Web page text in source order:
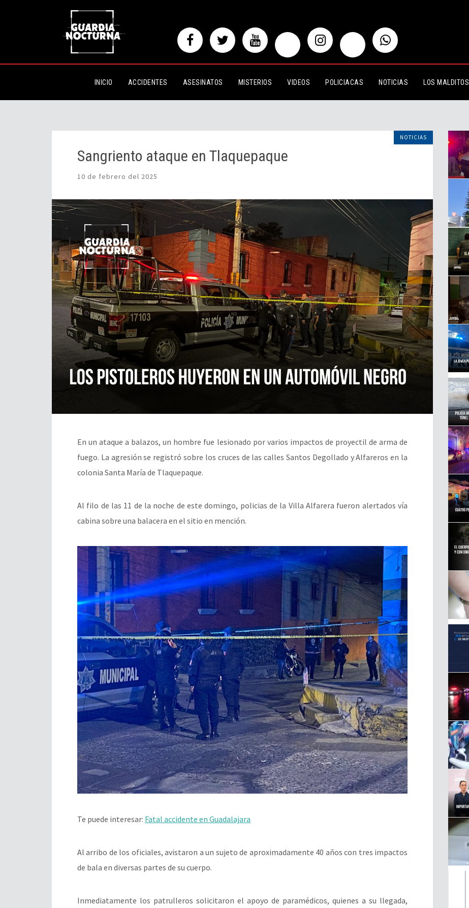
INICIO ACCIDENTES ASESINATOS MISTERIOS VIDEOS POLICIACAS NOTICIAS LOS MALDITOS
Sangriento ataque en Tlaquepaque
NOTICIAS
Sangriento ataque en Tlaquepaque
10 de febrero del 2025
En un ataque a balazos, un hombre fue lesionado por varios impactos de proyectil de arma de
fuego. La agresión se registró sobre los cruces de las calles Santos Degollado y Alfareros en la
colonia Santa María de Tlaquepaque.
Al filo de las 11 de la noche de este domingo, policias de la Villa Alfarera fueron alertados vía
cabina sobre una balacera en el sitio en mención.
Te puede interesar: Fatal accidente en Guadalajara
Al arribo de los oficiales, avistaron a un sujeto de aproximadamente 40 años con tres impactos
de bala en diversas partes de su cuerpo.
Inmediatamente los patrulleros solicitaron el apoyo de paramédicos, quienes a su llegada,